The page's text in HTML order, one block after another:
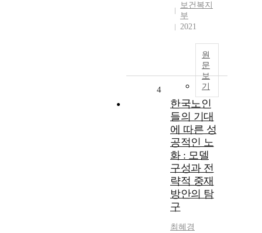
보건복지
부
2021
원
문
보
기
4
한국노인
들의 기대
에 따른 성
공적인 노
화 : 모델
구성과 전
략적 중재
방안의 탐
구
최혜경